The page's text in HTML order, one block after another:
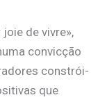
de vivre»,
convicção
constrói-
que